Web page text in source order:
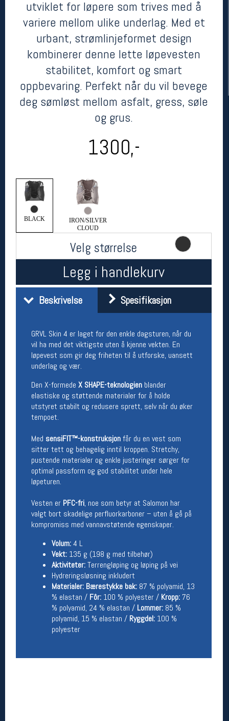
utviklet for løpere som trives med å
variere mellom ulike underlag. Med et
urbant, strømlinjeformet design
kombinerer denne lette løpevesten
stabilitet, komfort og smart
oppbevaring. Perfekt når du vil bevege
deg sømløst mellom asfalt, gress, søle
og grus.
1300,-
BLACK
IRON/SILVER
CLOUD
Velg størrelse
Legg i handlekurv
Beskrivelse Spesifikasjon
GRVL Skin 4 er laget for den enkle dagsturen, når du
vil ha med det viktigste uten å kjenne vekten. En
løpevest som gir deg friheten til å utforske, uansett
underlag og vær.
Den X-formedeX SHAPE-teknologien blander
elastiske og støttende materialer for å holde
utstyret stabilt og redusere sprett, selv når du øker
tempoet.
Med sensiFIT™-konstruksjonfår du en vest som
sitter tett og behagelig inntil kroppen. Stretchy,
pustende materialer og enkle justeringer sørger for
optimal passform og god stabilitet under hele
løpeturen.
Vesten er PFC-fri, noe som betyr at Salomon har
valgt bort skadelige perfluorkarboner – uten å gå på
kompromiss med vannavstøtende egenskaper.
Volum:4 L
Vekt: 135 g (198 g med tilbehør)
Aktiviteter:Terrengløping og løping på vei
Hydreringsløsning inkludert
Materialer: Bærestykke bak: 87 % polyamid, 13
% elastan / Fôr: 100 % polyester / Kropp: 76
% polyamid, 24 % elastan / Lommer: 85 %
polyamid, 15 % elastan / Ryggdel: 100 %
polyester
Her finner du oss
Torggata 20
0183 Oslo
Telefon: 23 32 62 00
(telefontid man-fredag klokken 10-13)
Vis i kart
Om oss
Kontakt oss
Åpningstider butikk
Man-Fredag:
11-18
Lørdag:
11-16
Team Oslo Sportslager
Magasinet
Medlemstilbud og aktiviteter
MELD DEG INN GRATIS
Åpningstider verkstedet
Lørdag:
11-16
Om verkstedet
For å bestille time må du logge inn i
nettbutikken og trykke på den nederste blå
linjen
Betingelser
Salgsbetingelser
Personsvernerklæring
Informasjonskapsler
Bærekraft
Org. nr: 976754360
Ledige stillinger
Ledige stillinger